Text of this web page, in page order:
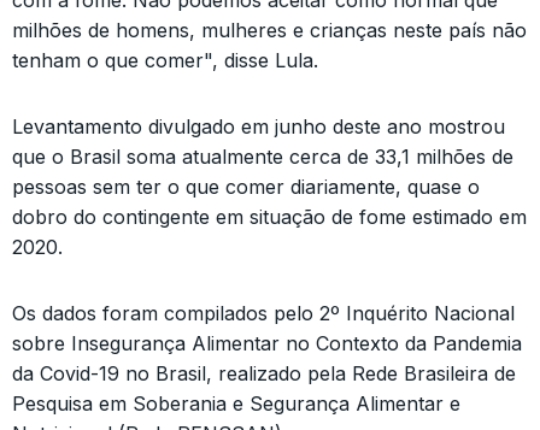
milhões de homens, mulheres e crianças neste país não
tenham o que comer", disse Lula.
Levantamento divulgado em junho deste ano mostrou
que o Brasil soma atualmente cerca de 33,1 milhões de
pessoas sem ter o que comer diariamente, quase o
dobro do contingente em situação de fome estimado em
2020.
Os dados foram compilados pelo 2º Inquérito Nacional
sobre Insegurança Alimentar no Contexto da Pandemia
da Covid-19 no Brasil, realizado pela Rede Brasileira de
Pesquisa em Soberania e Segurança Alimentar e